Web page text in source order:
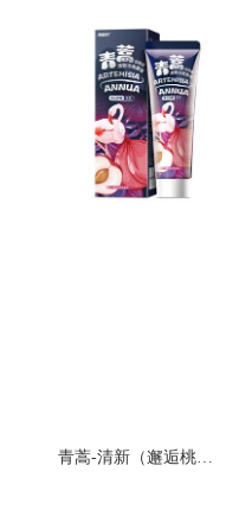
青蒿-清新（邂逅桃缘香型）